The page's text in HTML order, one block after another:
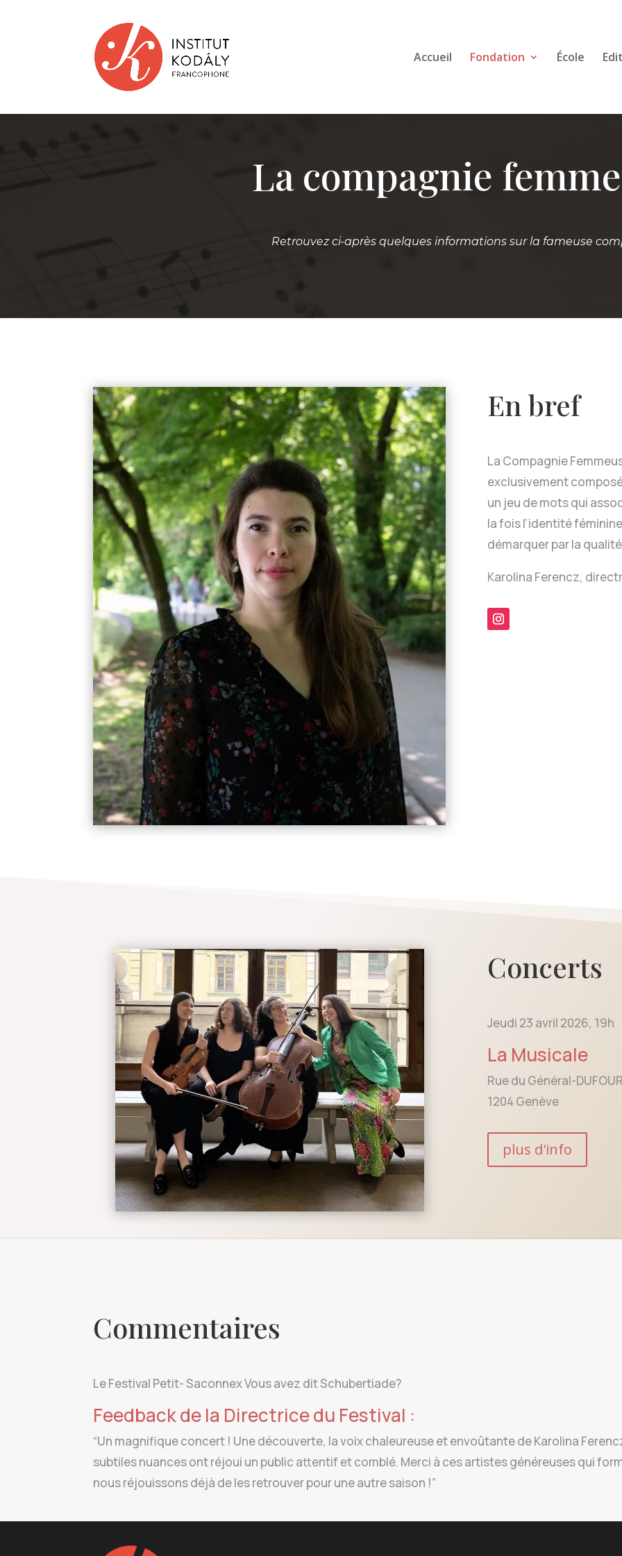
Accueil Fondation École
La compagnie
Retrouvez ci-après quelques informations sur la fameuse
En bref
La Compagnie
exclusivement
un jeu de mots qui
la fois l’identité
démarquer par la
Karolina Ferencz,
Concerts
Jeudi 23 avril 2026, 19h
La Musicale
Rue du Général-
1204 Genève
plus d'info
Commentaires
Le Festival Petit- Saconnex Vous avez dit Schubertiade?
Feedback de la Directrice du Festival :
“Un magnifique concert ! Une découverte, la voix chaleureuse et envoûtante de Karolina
subtiles nuances ont réjoui un public attentif et comblé. Merci à ces artistes généreuses qui
nous réjouissons déjà de les retrouver pour une autre saison !”